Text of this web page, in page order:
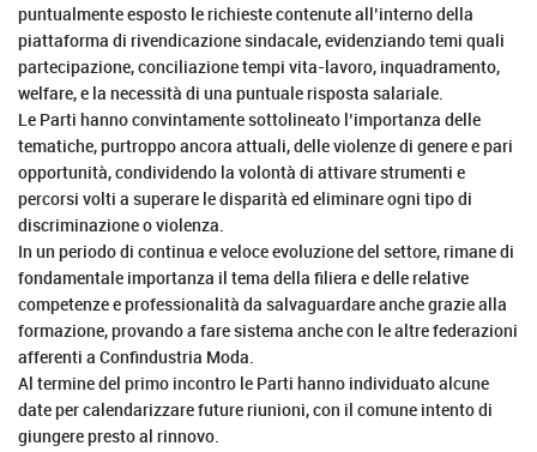
puntualmente esposto le richieste contenute all’interno della
piattaforma di rivendicazione sindacale, evidenziando temi quali
partecipazione, conciliazione tempi vita-lavoro, inquadramento,
welfare, e la necessità di una puntuale risposta salariale.
Le Parti hanno convintamente sottolineato l’importanza delle
tematiche, purtroppo ancora attuali, delle violenze di genere e pari
opportunità, condividendo la volontà di attivare strumenti e
percorsi volti a superare le disparità ed eliminare ogni tipo di
discriminazione o violenza.
In un periodo di continua e veloce evoluzione del settore, rimane di
fondamentale importanza il tema della filiera e delle relative
competenze e professionalità da salvaguardare anche grazie alla
formazione, provando a fare sistema anche con le altre federazioni
afferenti a Confindustria Moda.
Al termine del primo incontro le Parti hanno individuato alcune
date per calendarizzare future riunioni, con il comune intento di
giungere presto al rinnovo.